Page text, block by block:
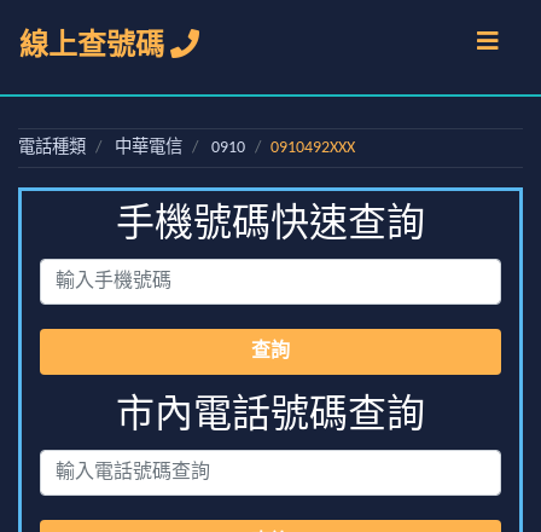
線上查號碼
電話種類 中華電信 0910 0910492XXX
手機號碼快速查詢
查詢
市內電話號碼查詢